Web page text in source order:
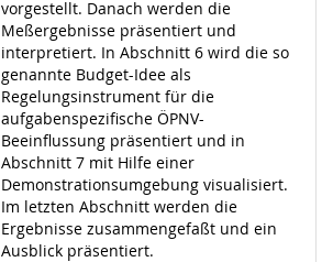
vorgestellt. Danach werden die
Meßergebnisse präsentiert und
interpretiert. In Abschnitt 6 wird die so
genannte Budget-Idee als
Regelungsinstrument für die
aufgabenspezifische ÖPNV-
Beeinflussung präsentiert und in
Abschnitt 7 mit Hilfe einer
Demonstrationsumgebung visualisiert.
Im letzten Abschnitt werden die
Ergebnisse zusammengefaßt und ein
Ausblick präsentiert.